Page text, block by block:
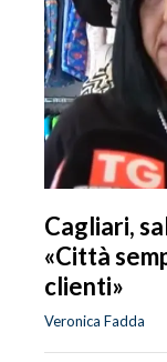
Cagliari,
«Città
clienti»
Veronica Fadda